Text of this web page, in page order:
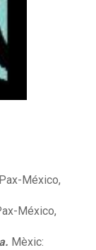
México,
México,
Mèxic: